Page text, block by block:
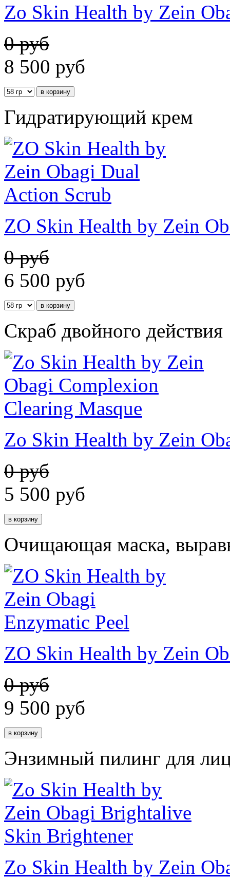
Zo Skin Health by Zein
0 руб
8 500 руб
Гидратирующий крем
ZO Skin Health by Zein
0 руб
6 500 руб
Скраб двойного действия
Zo Skin Health by Zein
0 руб
5 500 руб
Очищающая маска,
ZO Skin Health by Zein
0 руб
9 500 руб
Энзимный пилинг для
Zo Skin Health by Zein